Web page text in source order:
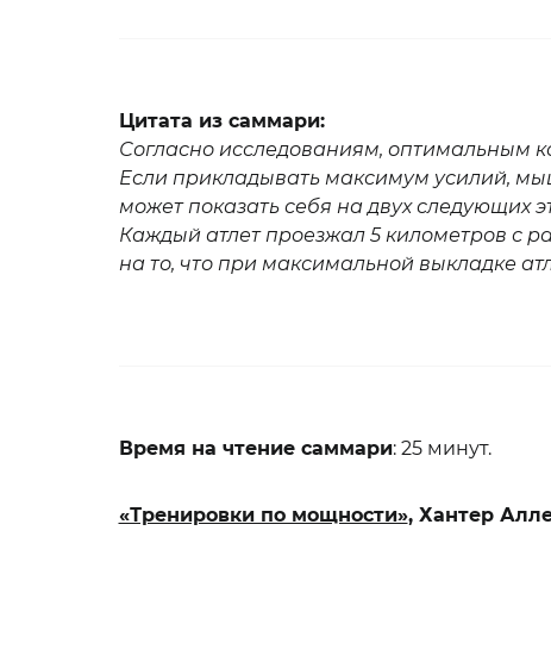
Цитата из саммари:
Согласно исследованиям, оптимальным
Если прикладывать максимум усилий,
может показать себя на двух следующих
Каждый атлет проезжал 5 километров с
на то, что при максимальной выкладке
Время на чтение саммари: 25 минут.
«Тренировки по мощности», Хантер